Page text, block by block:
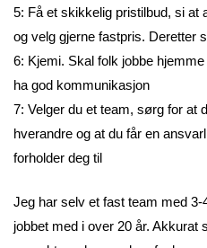
5: Få et skikkelig pristilbud, si
og velg gjerne fastpris. Deretter
6: Kjemi. Skal folk jobbe
ha god kommunikasjon
7: Velger du et team, sørg for at
hverandre og at du får en
forholder deg til
Jeg har selv et fast team med
jobbet med i over 20 år. Akkurat